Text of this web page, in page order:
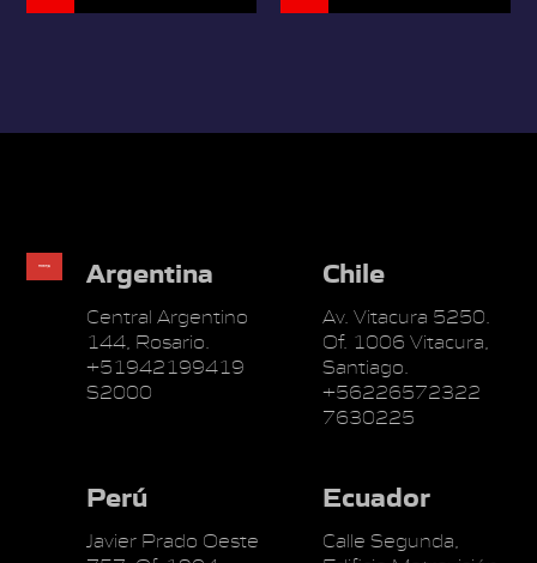
Argentina
Central Argentino
144, Rosario.
+51942199419
S2000
Chile
Av. Vitacura 5250.
Of. 1006 Vitacura,
Santiago.
+56226572322
7630225
Perú
Javier Prado Oeste
Ecuador
Calle Segunda,